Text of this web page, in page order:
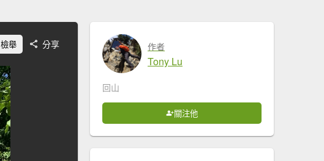
檢舉 分享 作者
Tony Lu
回山
關注他